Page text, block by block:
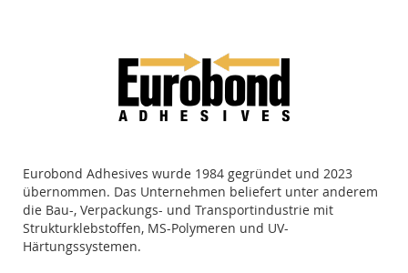
Eurobond Adhesives wurde 1984 gegründet und 2023
übernommen. Das Unternehmen beliefert unter anderem
die Bau-, Verpackungs- und Transportindustrie mit
Strukturklebstoffen, MS-Polymeren und UV-
Härtungssystemen.